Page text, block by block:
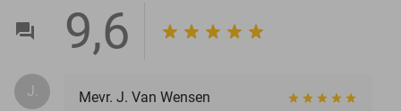
9,6
J.
Mevr. J. Van Wensen